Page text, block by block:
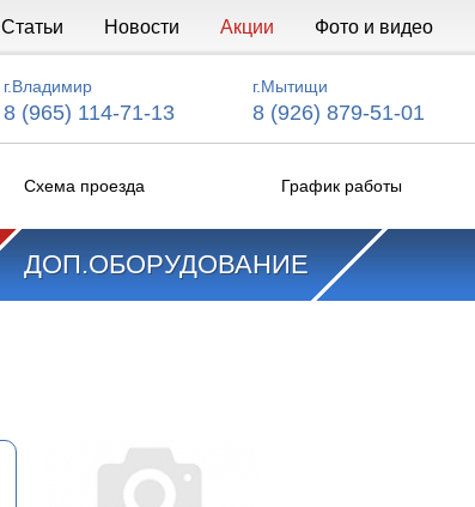
Статьи Новости Акции Фото и видео
г.Владимир
8 (965) 114-71-13
г.Мытищи
8 (926) 879-51-01
Схема проезда График работы
ДОП.ОБОРУДОВАНИЕ